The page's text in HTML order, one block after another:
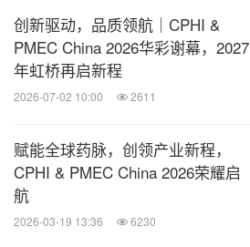
士。
【会议议程重磅发布】
主论坛：聚链•领航•增长
会议时间：10月16日（上午）
09:00-09:15
创新驱动，品质领航｜CPHI &
PMEC China 2026华彩谢幕，2027
年虹桥再启新程
2026-07-02 10:00 2611
赋能全球药脉，创领产业新程，
CPHI & PMEC China 2026荣耀启
航
2026-03-19 13:36 6230